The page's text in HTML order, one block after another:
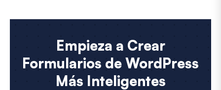
Empieza a Crear
Formularios de WordPress
Más Inteligentes